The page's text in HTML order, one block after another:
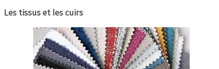
Les tissus et les cuirs